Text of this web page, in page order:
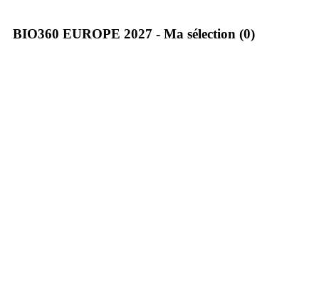
BIO360 EUROPE 2027 - Ma sélection (0)